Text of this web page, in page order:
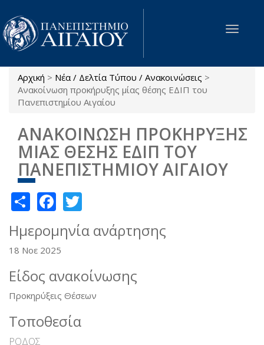
Παράκαμψη προς το κυρίως περιεχόμενο
Toggle
Είστε εδώ
Αρχική > Νέα / Δελτία Τύπου / Ανακοινώσεις >
Ανακοίνωση προκήρυξης μίας θέσης ΕΔΙΠ του
Πανεπιστημίου Αιγαίου
ΑΝΑΚΟΙΝΩΣΗ ΠΡΟΚΗΡΥΞΗΣ
ΜΙΑΣ ΘΕΣΗΣ ΕΔΙΠ ΤΟΥ
ΠΑΝΕΠΙΣΤΗΜΙΟΥ ΑΙΓΑΙΟΥ
ShareFacebook
Ημερομηνία ανάρτησης
18 Νοε 2025
Είδος ανακοίνωσης
Προκηρύξεις Θέσεων
Τοποθεσία
ΡΟΔΟΣ